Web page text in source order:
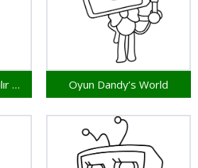
Dandy’s World Yazdırılır Resim Oyun Dandy’s World